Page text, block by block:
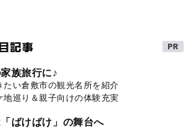
記事
族旅行に♪
たい倉敷市の観光名所を紹介
地巡り＆親子向けの体験充実
ばけばけ」の舞台へ